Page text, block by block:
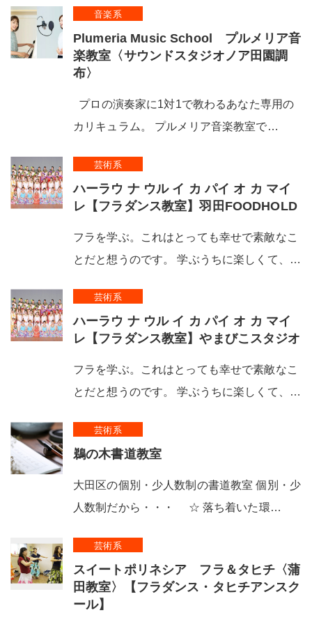
音楽系
Plumeria Music School プルメリア音
楽教室〈サウンドスタジオノア田園調
布〉
プロの演奏家に1対1で教わるあなた専用の
カリキュラム。 プルメリア音楽教室で…
芸術系
ハーラウ ナ ウル イ カ パイ オ カ マイ
レ【フラダンス教室】羽田FOODHOLD
フラを学ぶ。これはとっても幸せで素敵なこ
とだと想うのです。 学ぶうちに楽しくて、…
芸術系
ハーラウ ナ ウル イ カ パイ オ カ マイ
レ【フラダンス教室】やまびこスタジオ
フラを学ぶ。これはとっても幸せで素敵なこ
とだと想うのです。 学ぶうちに楽しくて、…
芸術系
鵜の木書道教室
大田区の個別・少人数制の書道教室 個別・少
人数制だから・・・ ☆ 落ち着いた環…
芸術系
スイートポリネシア フラ＆タヒチ〈蒲
田教室〉【フラダンス・タヒチアンスク
ール】